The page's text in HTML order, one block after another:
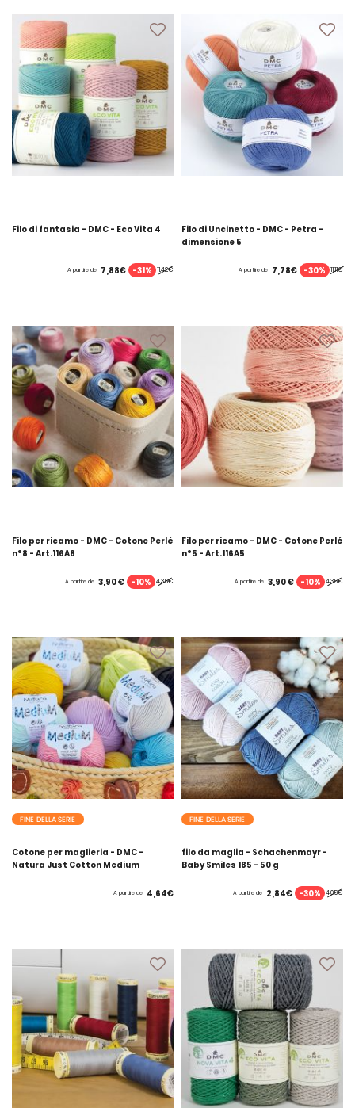
Filo di fantasia - DMC - Eco Vita 4
11,42€
A partire de 7,88€ -31%
Filo di Uncinetto - DMC - Petra -
dimensione 5
11,11€
A partire de 7,78€ -30%
Filo per ricamo - DMC - Cotone Perlé
n°8 - Art.116A8
4,35€
A partire de 3,90 € -10%
Filo per ricamo - DMC - Cotone Perlé
n°5 - Art.116A5
4,35€
A partire de 3,90 € -10%
FINE DELLA SERIE
Cotone per maglieria - DMC -
Natura Just Cotton Medium
A partire de 4,64€
FINE DELLA SERIE
filo da maglia - Schachenmayr -
Baby Smiles 185 - 50 g
4,05€
A partire de 2,84€ -30%